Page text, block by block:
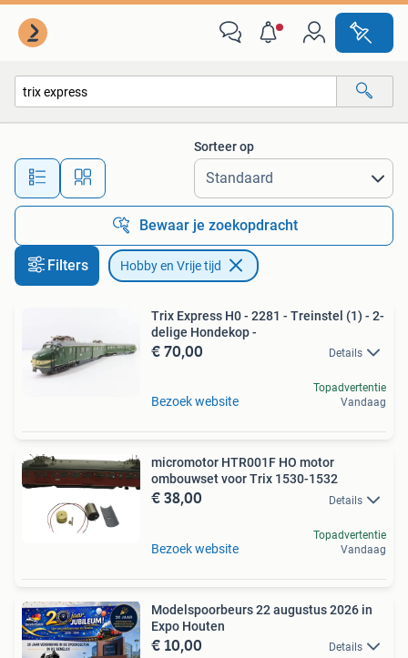
Alle afstanden…
Sorteer op
Bewaar je zoekopdracht
Filters Hobby en Vrije tijd
Trix Express H0 - 2281 - Treinstel (1) - 2-
delige Hondekop -
€ 70,00 Details
Bezoek website
Topadvertentie
Vandaag
micromotor HTR001F HO motor
ombouwset voor Trix 1530-1532
€ 38,00 Details
Bezoek website
Topadvertentie
Vandaag
Modelspoorbeurs 22 augustus 2026 in
Expo Houten
€ 10,00 Details